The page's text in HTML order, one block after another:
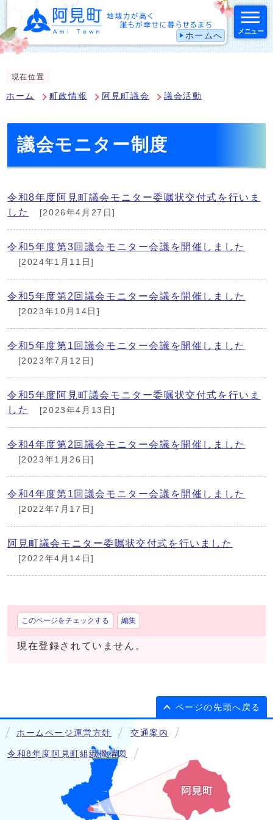
ホームへ メニュー
現在位置
ホーム 町政情報 阿見町議会 議会活動
議会モニター制度
令和8年度阿見町議会モニター委嘱状交付式を行いま
した
[2026年4月27日]
令和5年度第3回議会モニター会議を開催しました
[2024年1月11日]
令和5年度第2回議会モニター会議を開催しました
[2023年10月14日]
令和5年度第1回議会モニター会議を開催しました
[2023年7月12日]
令和5年度阿見町議会モニター委嘱状交付式を行いま
した
[2023年4月13日]
令和4年度第2回議会モニター会議を開催しました
[2023年1月26日]
令和4年度第1回議会モニター会議を開催しました
[2022年7月17日]
阿見町議会モニター委嘱状交付式を行いました
[2022年4月14日]
このページをチェックする 編集
現在登録されていません。
ページの先頭へ戻る
ホームページ運営方針 交通案内
令和8年度阿見町組織機構図